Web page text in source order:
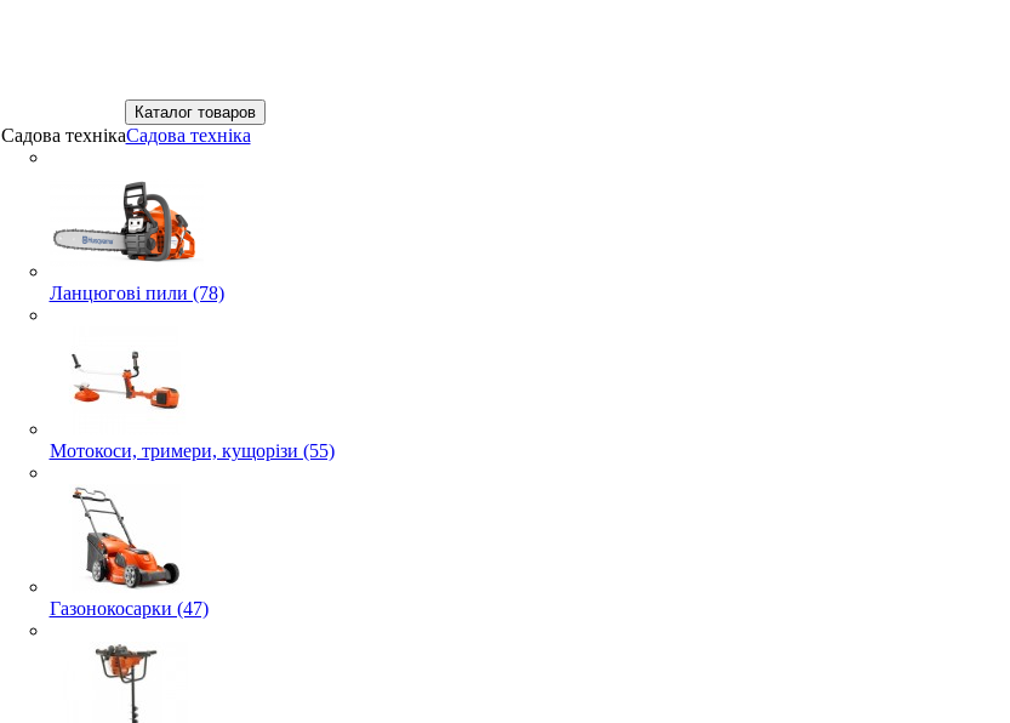
Каталог товаров
Садова технікаСадова техніка
Ланцюгові пили (78)
Мотокоси, тримери, кущорізи (55)
Газонокосарки (47)